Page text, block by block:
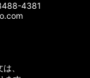
4381
、